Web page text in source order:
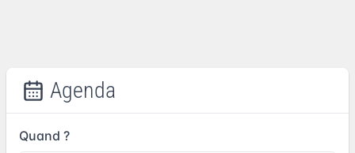
Agenda
Quand ?